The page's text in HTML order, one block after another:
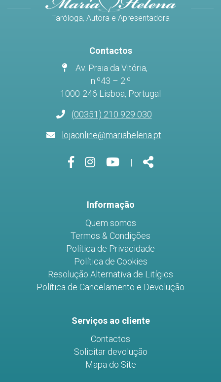
Taróloga, Autora e Apresentadora
Contactos
Av. Praia da Vitória,
n.º43 – 2.º
1000-246 Lisboa, Portugal
(00351) 210 929 030
lojaonline@mariahelena.pt
PáginaPáginaPágina
| Share
Informação
Quem somos
Termos & Condições
Política de Privacidade
Política de Cookies
Resolução Alternativa de Litígios
Política de Cancelamento e Devolução
Serviços ao cliente
Contactos
Solicitar devolução
Mapa do Site